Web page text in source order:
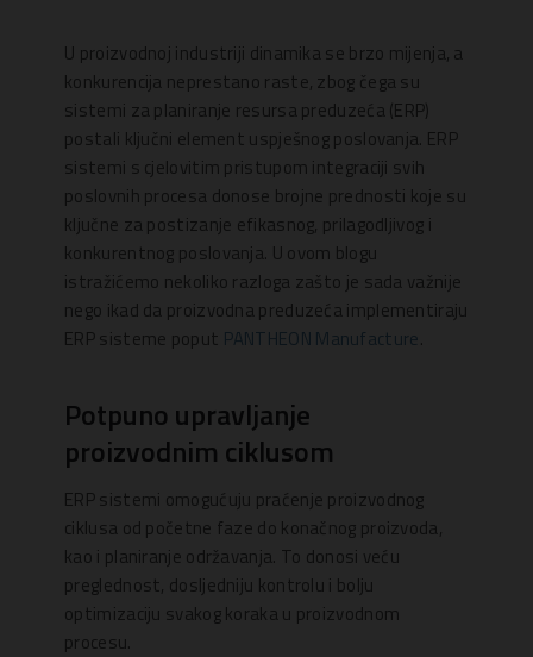
U proizvodnoj industriji dinamika se brzo mijenja, a
konkurencija neprestano raste, zbog čega su
sistemi za planiranje resursa preduzeća (ERP)
postali ključni element uspješnog poslovanja. ERP
sistemi s cjelovitim pristupom integraciji svih
poslovnih procesa donose brojne prednosti koje su
ključne za postizanje efikasnog, prilagodljivog i
konkurentnog poslovanja. U ovom blogu
istražićemo nekoliko razloga zašto je sada važnije
nego ikad da proizvodna preduzeća implementiraju
ERP sisteme poput PANTHEON Manufacture.
Potpuno upravljanje
proizvodnim ciklusom
ERP sistemi omogućuju praćenje proizvodnog
ciklusa od početne faze do konačnog proizvoda,
kao i planiranje održavanja. To donosi veću
preglednost, dosljedniju kontrolu i bolju
optimizaciju svakog koraka u proizvodnom
procesu.